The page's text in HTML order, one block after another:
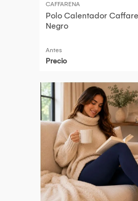
CAFFARENA
Polo Calentador
Negro
Antes
Precio